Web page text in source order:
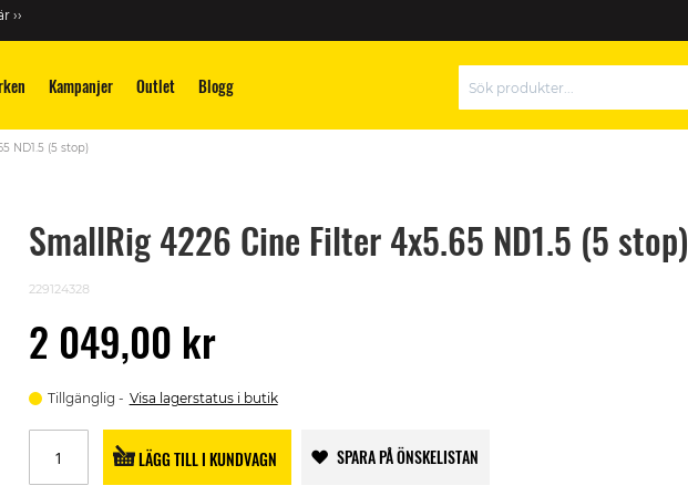
››
Kampanjer Outlet Blogg
ND1.5 (5 stop)
SmallRig 4226 Cine Filter 4x5.65 ND1.5 (5 stop)
229124328
2 049,00 kr
Tillgänglig Visa lagerstatus i butik
LÄGG TILL I KUNDVAGN SPARA PÅ ÖNSKELISTAN